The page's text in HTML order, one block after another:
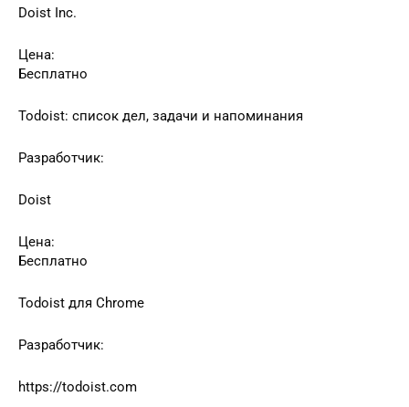
Doist Inc.
Цена:
Бесплатно
Todoist: список дел, задачи и напоминания
Разработчик:
Doist
Цена:
Бесплатно
Todoist для Chrome
Разработчик:
https://todoist.com